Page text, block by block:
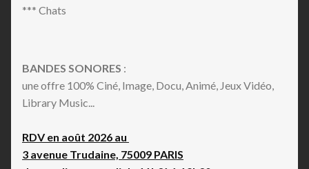
*** Chats
BANDES SONORES :
une offre 100% Ciné, Image, Docu, Animé, Jeux Vidéo,
Library Music...
RDV en août 2026 au
3 avenue Trudaine, 75009 PARIS